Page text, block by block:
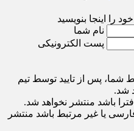
را اینجا بنویسید
نام شما
پست الکترونیکی
شما، پس از تایید توسط تیم
شد.
باشد منتشر نخواهد شد.
یا غیر مرتبط باشد منتشر